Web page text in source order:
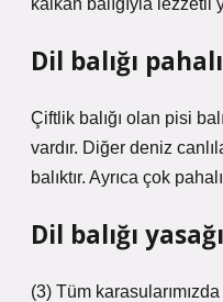
kalkan balığıyla lezzetli
Dil balığı
Çiftlik balığı olan pisi
vardır. Diğer deniz
balıktır. Ayrıca çok
Dil balığı
(3) Tüm